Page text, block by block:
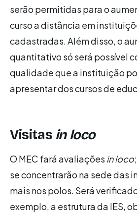
serão permitidas para o
curso a distância em
cadastradas. Além disso, o
quantitativo só será possível
qualidade que a instituição
apresentar dos cursos de
Visitas in loco
O MEC fará avaliações in loco
se concentrarão na sede das
mais nos polos. Será
exemplo, a estrutura da IES,